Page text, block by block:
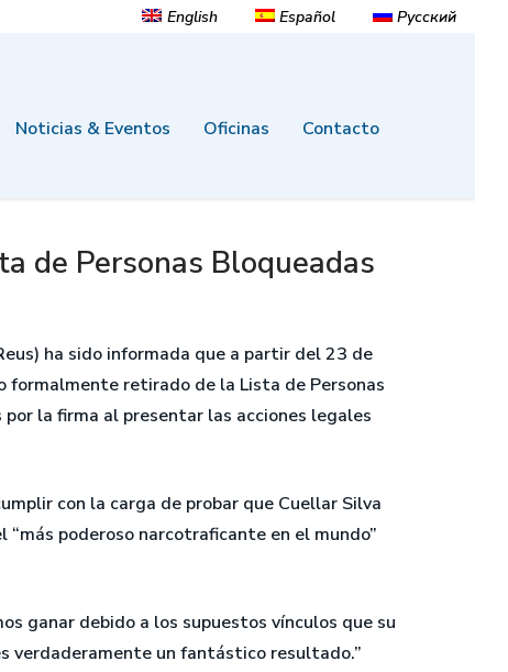
English Español Русский
Noticias & Eventos Oficinas Contacto
de Personas Bloqueadas
ha sido informada que a partir del 23 de
formalmente retirado de la Lista de Personas
la firma al presentar las acciones legales
con la carga de probar que Cuellar Silva
“más poderoso narcotraficante en el mundo”
ganar debido a los supuestos vínculos que su
verdaderamente un fantástico resultado.”